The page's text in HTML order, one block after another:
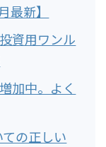
新】
資用ワンル
加中。よく
の正しい